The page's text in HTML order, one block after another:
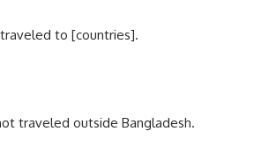
to [countries].
traveled outside Bangladesh.